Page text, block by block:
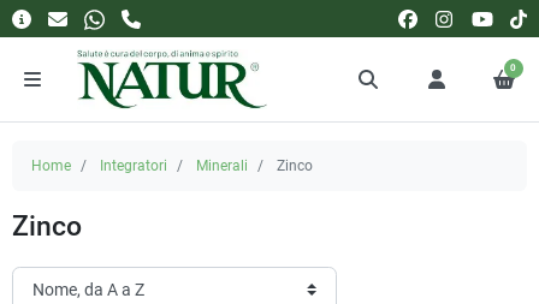
0
Home Integratori Minerali Zinco
Zinco